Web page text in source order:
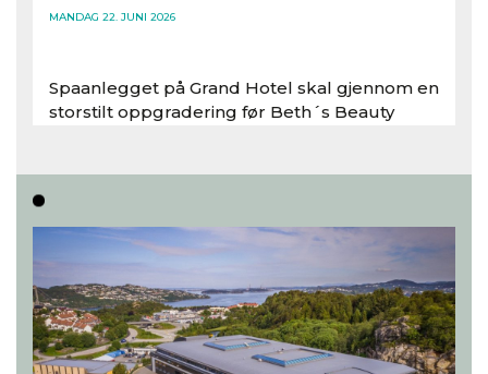
MANDAG 22. JUNI 2026
Spaanlegget på Grand Hotel skal gjennom en
storstilt oppgradering før Beth´s Beauty
Les hele artikkelen